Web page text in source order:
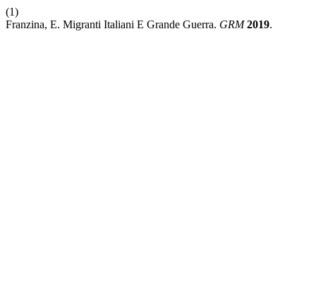
(1)
Franzina, E. Migranti Italiani E Grande Guerra. GRM 2019.